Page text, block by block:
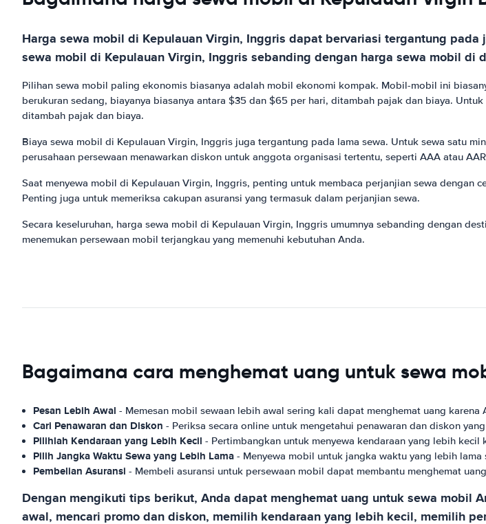
Harga sewa mobil di Kepulauan Virgin, Inggris dapat bervariasi tergantung
sewa mobil di Kepulauan Virgin, Inggris sebanding dengan harga sewa mobil di
Pilihan sewa mobil paling ekonomis biasanya adalah mobil ekonomi kompak. Mobil-mobil ini
berukuran sedang, biayanya biasanya antara $35 dan $65 per hari, ditambah pajak dan biaya.
ditambah pajak dan biaya.
Biaya sewa mobil di Kepulauan Virgin, Inggris juga tergantung pada lama sewa. Untuk sewa satu
perusahaan persewaan menawarkan diskon untuk anggota organisasi tertentu, seperti AAA atau
Saat menyewa mobil di Kepulauan Virgin, Inggris, penting untuk membaca perjanjian sewa dengan
Penting juga untuk memeriksa cakupan asuransi yang termasuk dalam perjanjian sewa.
Secara keseluruhan, harga sewa mobil di Kepulauan Virgin, Inggris umumnya sebanding dengan
menemukan persewaan mobil terjangkau yang memenuhi kebutuhan Anda.
Bagaimana cara menghemat uang untuk sewa
Pesan Lebih Awal - Memesan mobil sewaan lebih awal sering kali dapat menghemat uang
Cari Penawaran dan Diskon - Periksa secara online untuk mengetahui penawaran dan diskon
Pilihlah Kendaraan yang Lebih Kecil - Pertimbangkan untuk menyewa kendaraan yang lebih
Pilih Jangka Waktu Sewa yang Lebih Lama - Menyewa mobil untuk jangka waktu yang lebih
Pembelian Asuransi - Membeli asuransi untuk persewaan mobil dapat membantu menghemat
Dengan mengikuti tips berikut, Anda dapat menghemat uang untuk sewa mobil
awal, mencari promo dan diskon, memilih kendaraan yang lebih kecil, memilih